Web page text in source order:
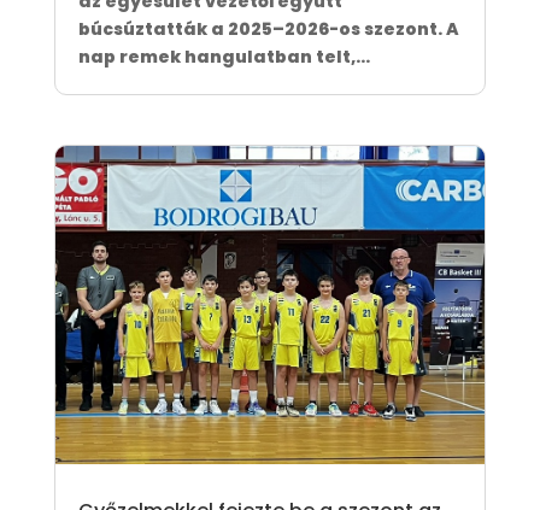
búcsúztatták a 2025–2026-os szezont. A
nap remek hangulatban telt,...